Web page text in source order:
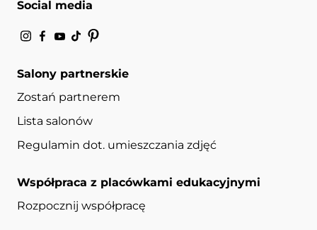
Social media
Salony partnerskie
Zostań partnerem
Lista salonów
Regulamin dot. umieszczania zdjęć
Współpraca z placówkami edukacyjnymi
Rozpocznij współpracę